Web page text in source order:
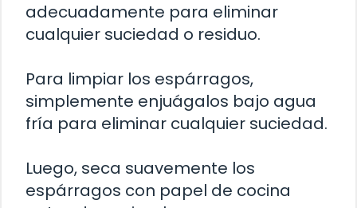
adecuadamente para eliminar
cualquier suciedad o residuo.
Para limpiar los espárragos,
simplemente enjuágalos bajo agua
fría para eliminar cualquier suciedad.
Luego, seca suavemente los
espárragos con papel de cocina